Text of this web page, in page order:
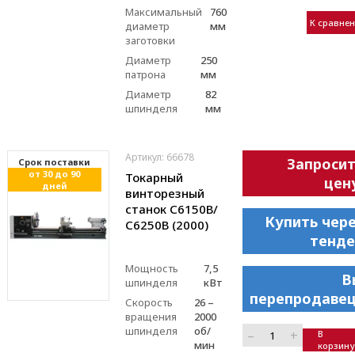
Максимальный
диаметр
заготовки
760
мм
Диаметр
патрона
250
мм
Диаметр
шпинделя
82
мм
К
Cрок поставки
от 30 до 90
дней
Артикул: 66678
Токарный
винторезный
станок С6150В/
С6250В (2000)
Мощность
шпинделя
7,5
кВт
Скорость
вращения
шпинделя
26 –
2000
об/
мин
Купить
– +
В
корзину